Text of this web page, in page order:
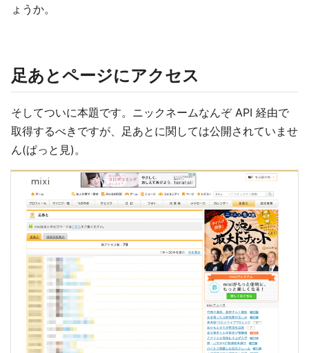
ょうか。
足あとページにアクセス
そしてついに本題です。ニックネームなんぞ API 経由で
取得するべきですが、足あとに関しては公開されていませ
ん(ぱっと見)。